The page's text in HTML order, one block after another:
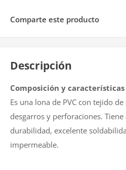
Comparte este producto
Descripción
Composición y
Es una lona de PVC con tejido
desgarros y perforaciones.
durabilidad, excelente
impermeable.